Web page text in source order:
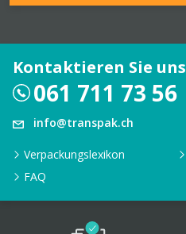
Kontaktieren Sie uns
061 711 73 56
info@transpak.ch
Verpackungslexikon
FAQ